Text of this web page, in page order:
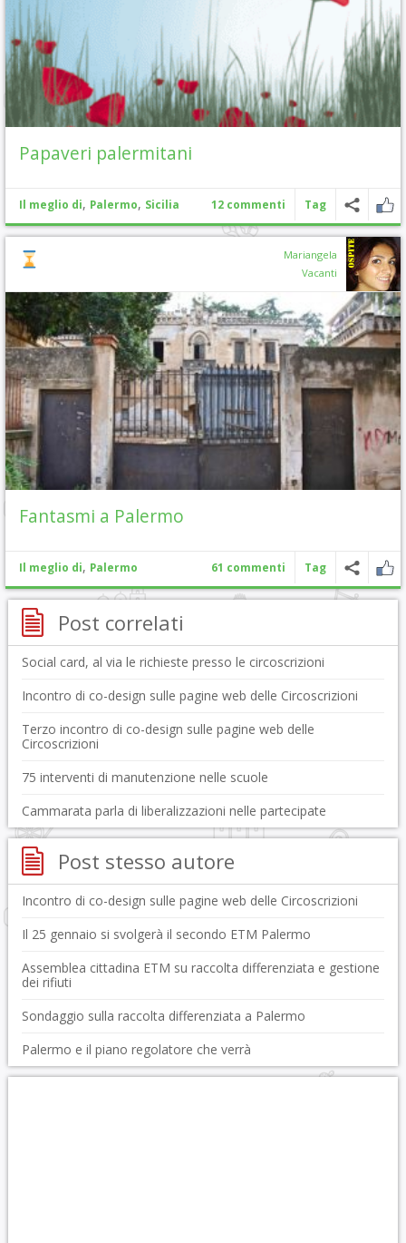
Papaveri palermitani
Il meglio di, Palermo, Sicilia 12 commenti Tag
Mariangela
Vacanti
Fantasmi a Palermo
Il meglio di, Palermo 61 commenti Tag
Post correlati
Social card, al via le richieste presso le circoscrizioni
Incontro di co-design sulle pagine web delle Circoscrizioni
Terzo incontro di co-design sulle pagine web delle
Circoscrizioni
75 interventi di manutenzione nelle scuole
Cammarata parla di liberalizzazioni nelle partecipate
Post stesso autore
Incontro di co-design sulle pagine web delle Circoscrizioni
Il 25 gennaio si svolgerà il secondo ETM Palermo
Assemblea cittadina ETM su raccolta differenziata e gestione
dei rifiuti
Sondaggio sulla raccolta differenziata a Palermo
Palermo e il piano regolatore che verrà